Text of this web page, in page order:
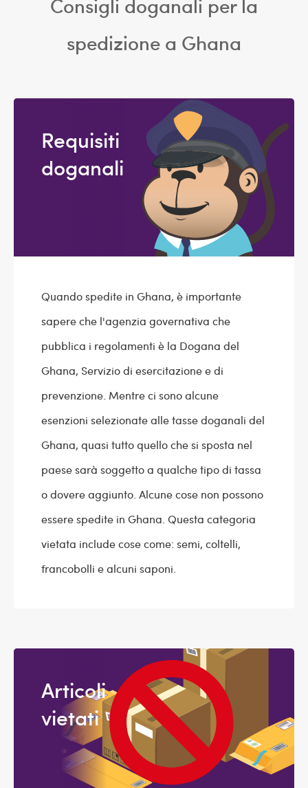
spedizione a Ghana
Requisiti
doganali
Quando spedite in Ghana, è importante
sapere che l'agenzia governativa che
pubblica i regolamenti è la Dogana del
Ghana, Servizio di esercitazione e di
prevenzione. Mentre ci sono alcune
esenzioni selezionate alle tasse doganali del
Ghana, quasi tutto quello che si sposta nel
paese sarà soggetto a qualche tipo di tassa
o dovere aggiunto. Alcune cose non possono
essere spedite in Ghana. Questa categoria
vietata include cose come: semi, coltelli,
francobolli e alcuni saponi.
Articoli
vietati